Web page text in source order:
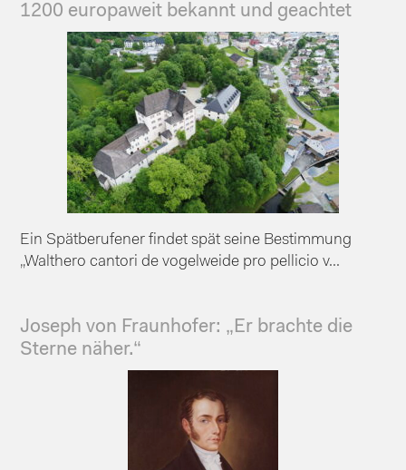
1200 europaweit bekannt und geachtet
Ein Spätberufener findet spät seine Bestimmung
„Walthero cantori de vogelweide pro pellicio v...
Joseph von Fraunhofer: „Er brachte die
Sterne näher.“